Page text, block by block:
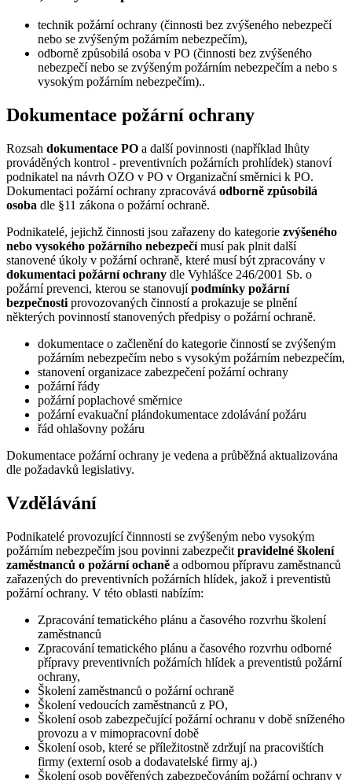
technik požární ochrany (činnosti bez zvýšeného nebezpečí
nebo se zvýšeným požárním nebezpečím),
odborně způsobilá osoba v PO (činnosti bez zvýšeného
nebezpečí nebo se zvýšeným požárním nebezpečím a nebo s
vysokým požárním nebezpečím)..
Dokumentace požární ochrany
Rozsah dokumentace PO a další povinnosti (například lhůty
prováděných kontrol - preventivních požárních prohlídek) stanoví
podnikatel na návrh OZO v PO v Organizační směrnici k PO.
Dokumentaci požární ochrany zpracovává odborně způsobilá
osoba dle §11 zákona o požární ochraně.
Podnikatelé, jejichž činnosti jsou zařazeny do kategorie zvýšeného
nebo vysokého požárního nebezpečímusí pak plnit další
stanovené úkoly v požární ochraně, které musí být zpracovány v
dokumentaci požární ochrany dle Vyhlášce 246/2001 Sb. o
požární prevenci, kterou se stanovujípodmínky požární
bezpečnosti provozovaných činností a prokazuje se plnění
některých povinností stanovených předpisy o požární ochraně.
dokumentace o začlenění do kategorie činností se zvýšeným
požárním nebezpečím nebo s vysokým požárním nebezpečím,
stanovení organizace zabezpečení požární ochrany
požární řády
požární poplachové směrnice
požární evakuační plándokumentace zdolávání požáru
řád ohlašovny požáru
Dokumentace požární ochrany je vedena a průběžná aktualizována
dle požadavků legislativy.
Vzdělávání
Podnikatelé provozující činnnosti se zvýšeným nebo vysokým
požárním nebezpečím jsou povinni zabezpečit pravidelné školení
zaměstnanců o požární ochaně a odbornou přípravu zaměstnanců
zařazených do preventivních požárních hlídek, jakož i preventistů
požární ochrany. V této oblasti nabízím:
Zpracování tematického plánu a časového rozvrhu školení
zaměstnanců
Zpracování tematického plánu a časového rozvrhu odborné
přípravy preventivních požárních hlídek a preventistů požární
ochrany,
Školení zaměstnanců o požární ochraně
Školení vedoucích zaměstnanců z PO,
Školení osob zabezpečující požární ochranu v době sníženého
provozu a v mimopracovní době
Školení osob, které se příležitostně zdržují na pracovištích
firmy (externí osob a dodavatelské firmy aj.)
Školení osob pověřených zabezpečováním požární ochrany v